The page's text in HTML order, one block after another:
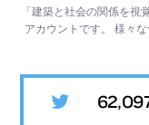
「建築と社会の関係を
アカウントです。様々